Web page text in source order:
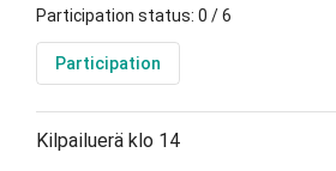
Participation status: 0 / 6
Participation
Kilpailuerä klo 14